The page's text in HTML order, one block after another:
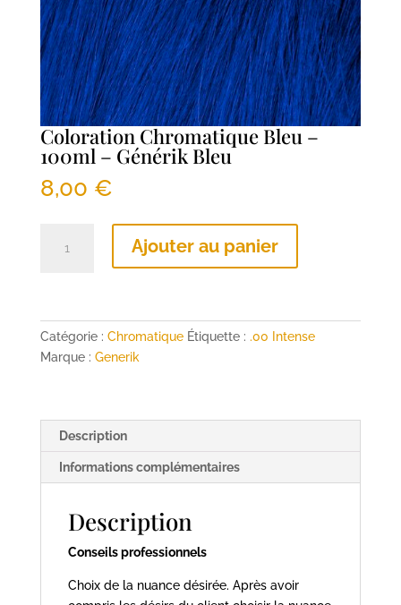
Coloration Chromatique Bleu –
100ml – Générik Bleu
8,00 €
-
100ml
Bleu
Ajouter au panier
Catégorie : Chromatique Étiquette : .00 Intense
Marque : Generik
Description
Informations complémentaires
Description
Conseils professionnels
Choix de la nuance désirée. Après avoir